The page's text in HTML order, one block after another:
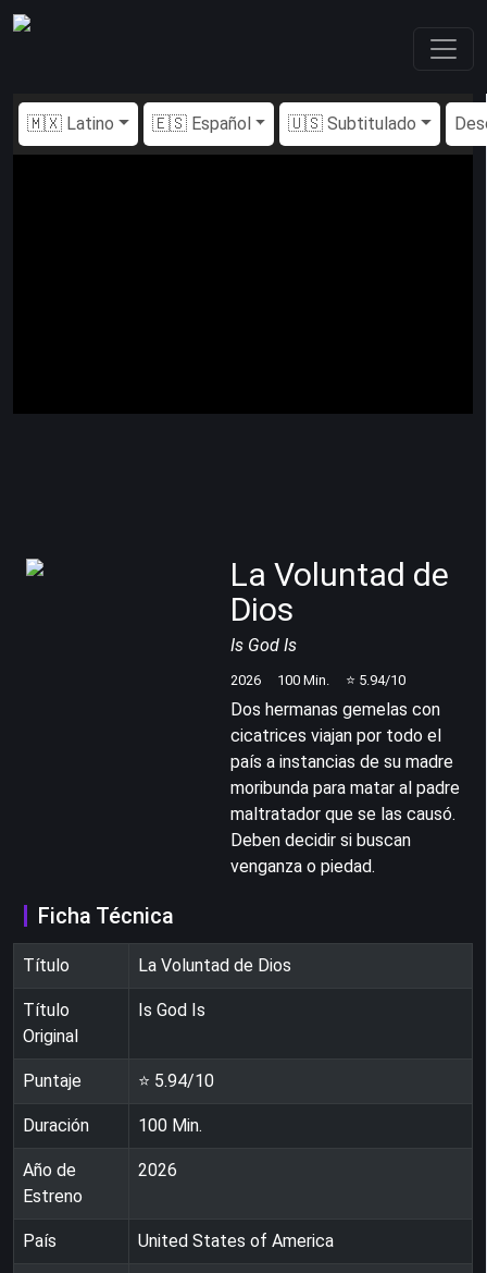
🇲🇽 Latino 🇪🇸 Español 🇺🇸 Subtitulado
La Voluntad de
Dios
Is God Is
2026 100 Min. ⭐ 5.94/10
Dos hermanas gemelas con
cicatrices viajan por todo el
país a instancias de su madre
moribunda para matar al padre
maltratador que se las causó.
Deben decidir si buscan
venganza o piedad.
Ficha Técnica
Título La Voluntad de Dios
Título
Original
Is God Is
Puntaje ⭐ 5.94/10
Duración 100 Min.
Año de
Estreno
2026
País United States of America